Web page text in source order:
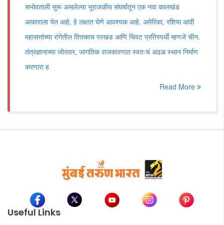
सभोवताली सुरू असलेल्या भूराजकीय संघर्षातून एक नवा कालखंड
आकाराला येत आहे, हे लक्षात घेणे आवश्यक आहे. अमेरिका, रशिया आदी
महासत्तांच्या रांगेतील तितकाच परखड आणि चिवट प्रतिस्पर्धी म्हणजे चीन.
तंत्रज्ञानाच्या जोरावर, जागतिक राजकारणात स्वतःचं अढळ स्थान निर्माण
करणारा ह
Read More
Useful Links